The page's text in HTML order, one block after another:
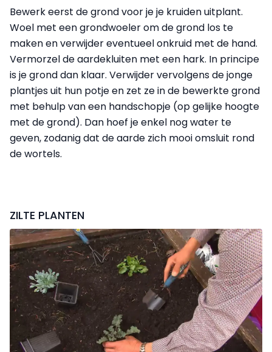
Bewerk eerst de grond voor je je kruiden uitplant.
Woel met een grondwoeler om de grond los te
maken en verwijder eventueel onkruid met de hand.
Vermorzel de aardekluiten met een hark. In principe
is je grond dan klaar. Verwijder vervolgens de jonge
plantjes uit hun potje en zet ze in de bewerkte grond
met behulp van een handschopje (op gelijke hoogte
met de grond). Dan hoef je enkel nog water te
geven, zodanig dat de aarde zich mooi omsluit rond
de wortels.
ZILTE PLANTEN